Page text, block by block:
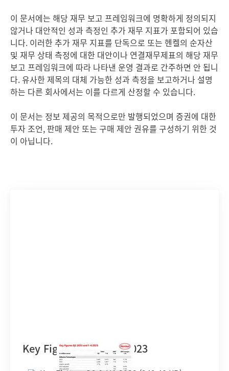
이 문서에는 해당 재무 보고 프레임워크에 명확하게 정의되지
않거나 대안적인 성과 측정인 추가 재무 지표가 포함되어 있습
니다. 이러한 추가 재무 지표를 단독으로 또는 헨켈의 순자산
및 재무 상태 측정에 대한 대안이나 연결재무제표의 해당 재무
보고 프레임워크에 따라 나타낸 운영 결과로 간주하면 안 됩니
다. 유사한 제목의 대체 가능한 성과 측정을 보고하거나 설명
하는 다른 회사에서는 이를 다르게 산정할 수 있습니다.
이 문서는 정보 제공의 목적으로만 발행되었으며 증권에 대한
투자 조언, 판매 제안 또는 구매 제안 권유를 구성하기 위한 것
이 아닙니다.
Key Figures Q2 & H1 2023